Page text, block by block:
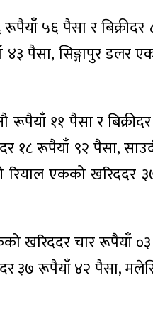
५६ पैसा र
पैसा, सिङ्गापुर डलर
रूपैयाँ ११ पैसा र
१८ रूपैयाँ ९२ पैसा,
रियाल एकको
खरिददर चार रूपैयाँ
३७ रूपैयाँ ४२ पैसा,